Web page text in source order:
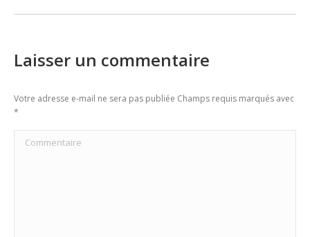
Laisser un commentaire
Votre adresse e-mail ne sera pas publiée Champs requis marqués avec
*
Commentaire